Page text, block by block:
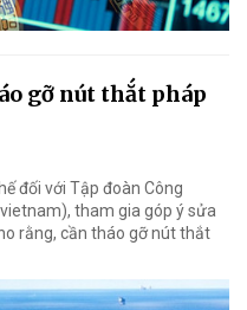
gỡ nút thắt pháp
đối với Tập đoàn Công
tham gia góp ý sửa
rằng, cần tháo gỡ nút thắt